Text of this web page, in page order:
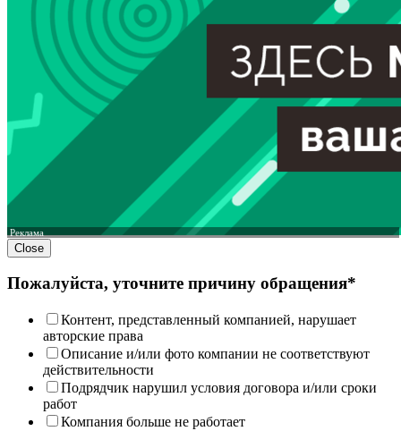
Реклама
Close
Пожалуйста, уточните причину обращения*
Контент, представленный компанией, нарушает
авторские права
Описание и/или фото компании не соответствуют
действительности
Подрядчик нарушил условия договора и/или сроки
работ
Компания больше не работает